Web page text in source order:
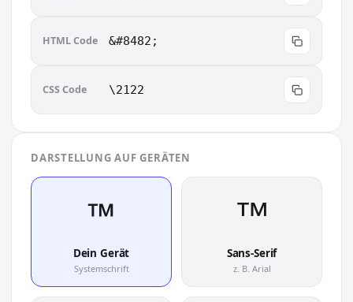
HTML Code &#8482;
CSS Code \2122
DARSTELLUNG AUF GERÄTEN
™︎
Dein Gerät
Systemschrift
™︎
Sans-Serif
z. B. Arial